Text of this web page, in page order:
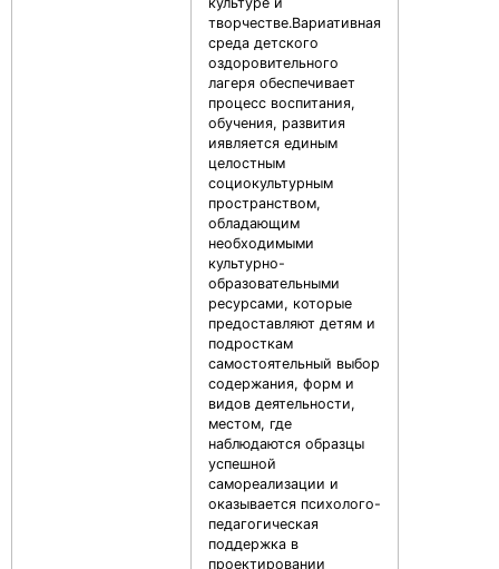
творчестве.Вариативная
среда детского
оздоровительного
лагеря обеспечивает
процесс воспитания,
обучения, развития
иявляется единым
целостным
социокультурным
пространством,
обладающим
необходимыми
культурно-
образовательными
ресурсами, которые
предоставляют детям и
подросткам
самостоятельный выбор
содержания, форм и
видов деятельности,
местом, где
наблюдаются образцы
успешной
самореализации и
оказывается психолого-
педагогическая
поддержка в
проектировании